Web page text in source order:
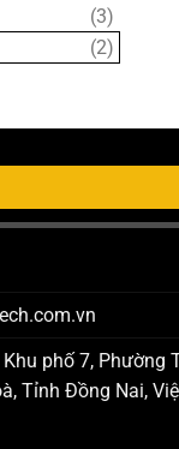
phẩm
33
sản
22
phố 7, Phường
Tỉnh Đồng Nai,